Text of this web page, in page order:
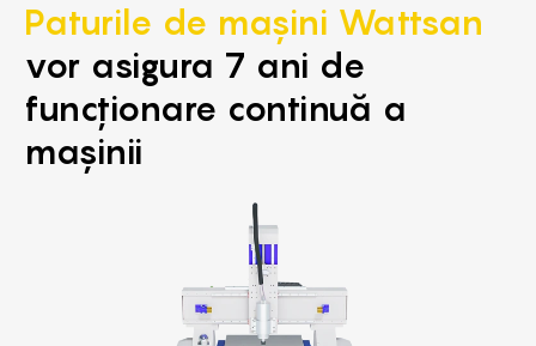
Paturile de mașini Wattsan
vor asigura 7 ani de
funcționare continuă a
mașinii